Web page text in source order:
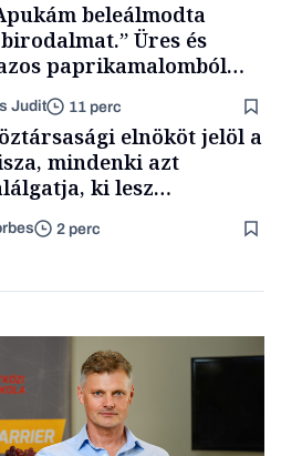
beleálmodta
Üres és
paprikamalomból
az igazi családi
Judit 11 perc
elnököt jelöl a
mindenki azt
ki lesz
a befutó –
az eddig felmerült
2 perc